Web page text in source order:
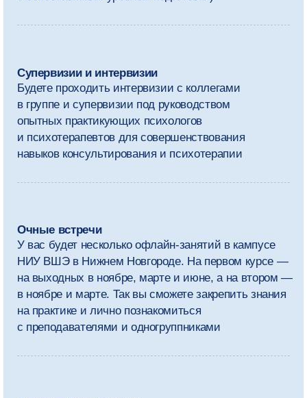
Программа
магистратуры
Мы рекомендуем выделять на занятия